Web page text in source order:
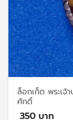
ล็อกเก็ต พระเจ้
ศักดิ์
350